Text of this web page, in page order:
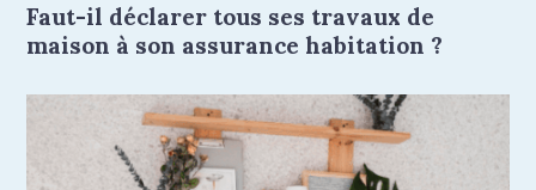
Faut-il déclarer tous ses travaux de
maison à son assurance habitation ?